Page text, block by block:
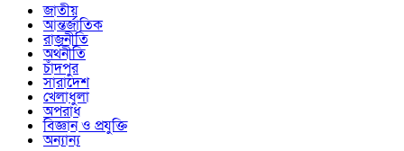
জাতীয়
আন্তর্জাতিক
রাজনীতি
অর্থনীতি
চাঁদপুর
সারাদেশ
খেলাধুলা
অপরাধ
বিজ্ঞান ও প্রযুক্তি
অন্যান্য